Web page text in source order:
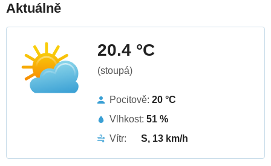
Aktuálně
20.4 °C
(stoupá)
Pocitově: 20 °C
Vlhkost: 51 %
Vítr:
S, 13 km/h